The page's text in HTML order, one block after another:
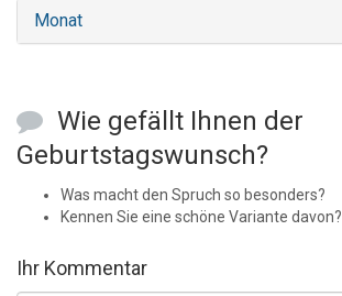
Monat
Wie gefällt Ihnen der
Geburtstagswunsch?
Was macht den Spruch so besonders?
Kennen Sie eine schöne Variante davon?
Ihr Kommentar